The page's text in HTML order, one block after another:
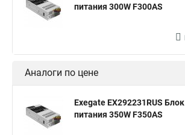
питания 300W F300AS
Аналоги по цене
Exegate EX292231RUS Блок
питания 350W F350AS